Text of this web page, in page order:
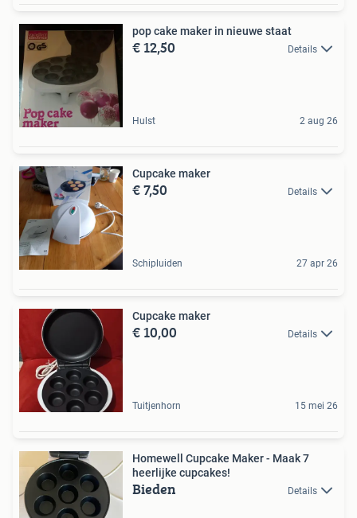
pop cake maker in nieuwe staat
€ 12,50 Details
Hulst 2 aug 26
Cupcake maker
€ 7,50 Details
Schipluiden 27 apr 26
Cupcake maker
€ 10,00 Details
Tuitjenhorn 15 mei 26
Homewell Cupcake Maker - Maak 7
heerlijke cupcakes!
Bieden Details